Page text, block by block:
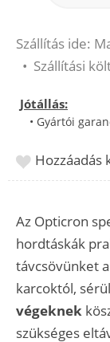
Szállítás ide:
• Szállítási
Jótállás:
• Gyártói
Hozzáadás
Az Opticron
hordtáskák
távcsövünket
karcoktól,
végeknek
szükséges